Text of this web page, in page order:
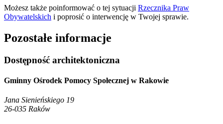
Możesz także poinformować o tej sytuacji Rzecznika Praw
Obywatelskich i poprosić o interwencję w Twojej sprawie.
Pozostałe informacje
Dostępność architektoniczna
Gminny Ośrodek Pomocy Społecznej w Rakowie
Jana Sienieńskiego 19
26-035 Raków